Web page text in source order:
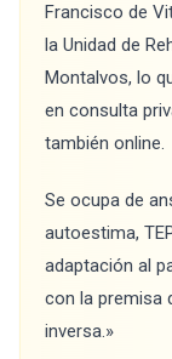
Francisco de
la Unidad de
Montalvos, lo
en consulta
también online.
Se ocupa de
autoestima,
adaptación al
con la premisa
inversa.»